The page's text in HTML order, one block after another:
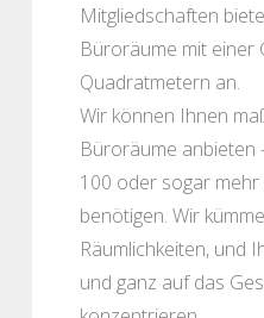
Mitgliedschaften
Büroräume mit einer
Quadratmetern an.
Wir können Ihnen
Büroräume anbieten
100 oder sogar
benötigen. Wir
Räumlichkeiten, und
und ganz auf das